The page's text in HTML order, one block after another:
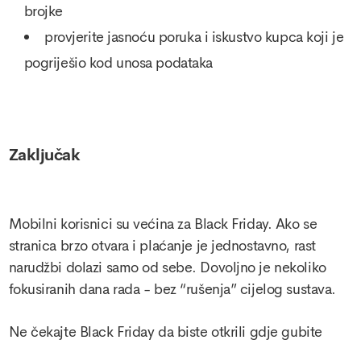
brojke
provjerite jasnoću poruka i iskustvo kupca koji je
pogriješio kod unosa podataka
Zaključak
Mobilni korisnici su većina za Black Friday. Ako se
stranica brzo otvara i plaćanje je jednostavno, rast
narudžbi dolazi samo od sebe. Dovoljno je nekoliko
fokusiranih dana rada - bez “rušenja” cijelog sustava.
Ne čekajte Black Friday da biste otkrili gdje gubite